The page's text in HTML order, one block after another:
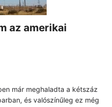
az amerikai
már meghaladta a kétszáz
és valószínűleg ez még